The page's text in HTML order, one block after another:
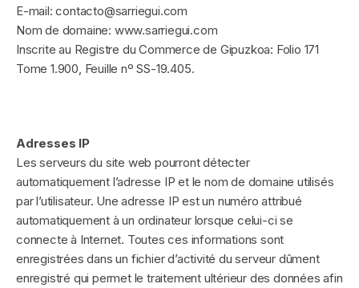
E-mail: contacto@sarriegui.com
Nom de domaine: www.sarriegui.com
Inscrite au Registre du Commerce de Gipuzkoa: Folio 171
Tome 1.900, Feuille nº SS-19.405.
Adresses IP
Les serveurs du site web pourront détecter
automatiquement l’adresse IP et le nom de domaine utilisés
par l’utilisateur. Une adresse IP est un numéro attribué
automatiquement à un ordinateur lorsque celui-ci se
connecte à Internet. Toutes ces informations sont
enregistrées dans un fichier d’activité du serveur dûment
enregistré qui permet le traitement ultérieur des données afin